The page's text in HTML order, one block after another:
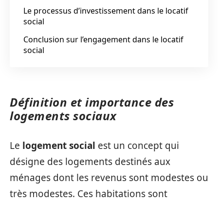
Le processus d’investissement dans le locatif
social
Conclusion sur l’engagement dans le locatif
social
Définition et importance des
logements sociaux
Le logement social est un concept qui
désigne des logements destinés aux
ménages dont les revenus sont modestes ou
très modestes. Ces habitations sont